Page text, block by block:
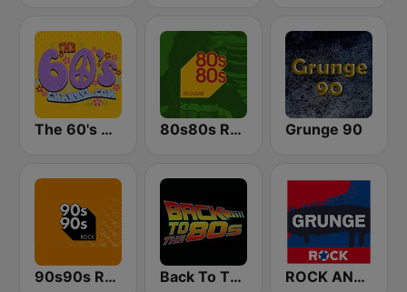
The 60's Channel 80s80s Reggae Grunge 90
90s90s Rock Back To The 80's Radio ROCK ANTENNE Grunge